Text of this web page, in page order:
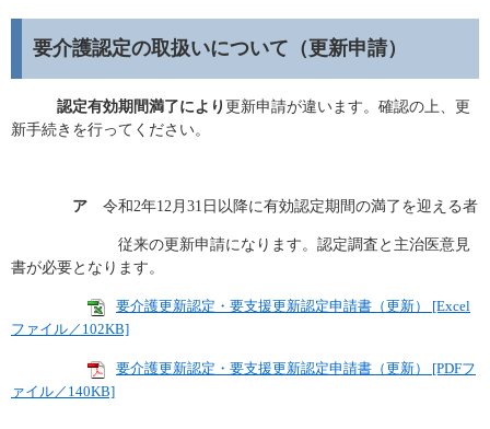
要介護認定の取扱いについて（更新申請）
認定有効期間満了により 更新申請が違います。確認の上、更
新手続きを行ってください。
ア 令和2年12月31日以降に有効認定期間の満了を迎える者
従来の更新申請になります。認定調査と主治医意見
書が必要となります。
要介護更新認定・要支援更新認定申請書（更新） [Excel
ファイル／102KB]
要介護更新認定・要支援更新認定申請書（更新） [PDFフ
ァイル／140KB]